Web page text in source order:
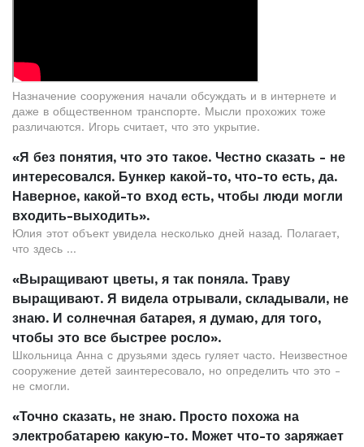
Назначение сооружения начали обсуждать и в интернете и
даже в общественном транспорте. Мысли прохожих тоже
различаются. Игорь считает, что это укрытие.
«Я без понятия, что это такое. Честно сказать - не
интересовался. Бункер какой-то, что-то есть, да.
Наверное, какой-то вход есть, чтобы люди могли
входить-выходить».
Юлия этот объект увидела несколько дней назад. Полагает,
что здесь ...
«Выращивают цветы, я так поняла. Траву
выращивают. Я видела отрывали, складывали, не
знаю. И солнечная батарея, я думаю, для того,
чтобы это все быстрее росло».
Школьница Анна с друзьями здесь гуляет часто. Неизвестное
сооружение детей заинтересовало, но определить что это -
не смогли.
«Точно сказать, не знаю. Просто похожа на
электробатарею какую-то. Может что-то заряжает